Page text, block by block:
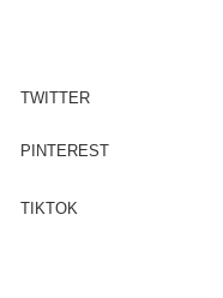
TWITTER
PINTEREST
TIKTOK